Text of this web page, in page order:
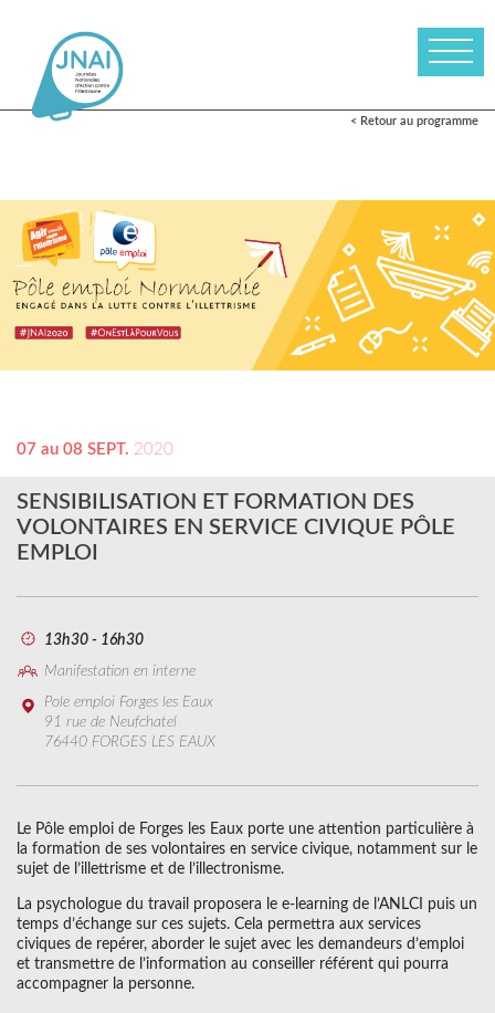
< Retour au programme
07 au 08 SEPT. 2020
SENSIBILISATION ET FORMATION DES
VOLONTAIRES EN SERVICE CIVIQUE PÔLE
EMPLOI
13h30 - 16h30
Manifestation en interne
Pole emploi Forges les Eaux
91 rue de Neufchatel
76440 FORGES LES EAUX
Le Pôle emploi de Forges les Eaux porte une attention particulière à
la formation de ses volontaires en service civique, notamment sur le
sujet de l’illettrisme et de l’illectronisme.
La psychologue du travail proposera le e-learning de l’ANLCI puis un
temps d’échange sur ces sujets. Cela permettra aux services
civiques de repérer, aborder le sujet avec les demandeurs d’emploi
et transmettre de l’information au conseiller référent qui pourra
accompagner la personne.